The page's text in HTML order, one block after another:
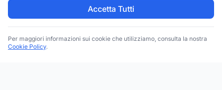
Accetta Tutti
Per maggiori informazioni sui cookie che utilizziamo, consulta la nostra
Cookie Policy.